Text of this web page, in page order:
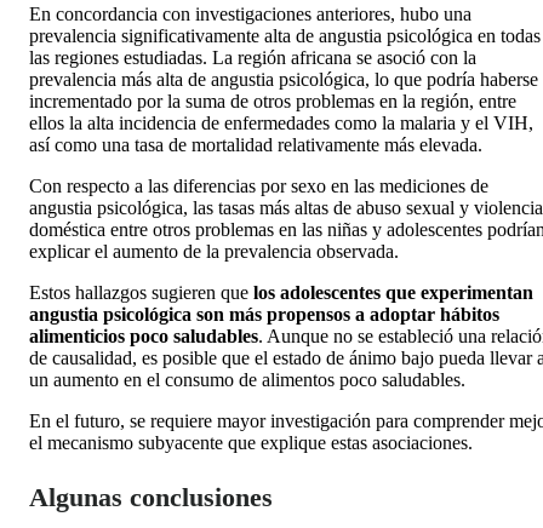
En concordancia con investigaciones anteriores, hubo una
prevalencia significativamente alta de angustia psicológica en todas
las regiones estudiadas. La región africana se asoció con la
prevalencia más alta de angustia psicológica, lo que podría haberse
incrementado por la suma de otros problemas en la región, entre
ellos la alta incidencia de enfermedades como la malaria y el VIH,
así como una tasa de mortalidad relativamente más elevada.
Con respecto a las diferencias por sexo en las mediciones de
angustia psicológica, las tasas más altas de abuso sexual y violencia
doméstica entre otros problemas en las niñas y adolescentes
explicar el aumento de la prevalencia observada.
Estos hallazgos sugieren que los adolescentes que experimentan
angustia psicológica son más propensos a adoptar hábitos
alimenticios poco saludables. Aunque no se estableció una
de causalidad, es posible que el estado de ánimo bajo pueda llevar
un aumento en el consumo de alimentos poco saludables.
En el futuro, se requiere mayor investigación para comprender
el mecanismo subyacente que explique estas asociaciones.
Algunas conclusiones